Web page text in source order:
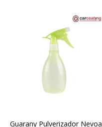
Guarany Pulverizador Nevoa